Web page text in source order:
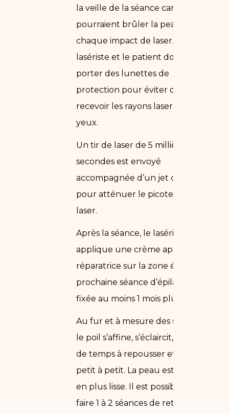
la veille de la séance car ils
pourraient brûler la peau après
chaque impact de laser. Le
lasériste et le patient doivent
porter des lunettes de
protection pour éviter de
recevoir les rayons laser dans les
yeux.
Un tir de laser de 5 millièmes de
secondes est envoyé
accompagnée d’un jet d’air froid
pour atténuer le picotement du
laser.
Après la séance, le lasériste
applique une crème apaisante et
réparatrice sur la zone épilée. La
prochaine séance d’épilation sera
fixée au moins 1 mois plus tard.
Au fur et à mesure des séances,
le poil s’affine, s’éclaircit, met plus
de temps à repousser et disparaît
petit à petit. La peau est de plus
en plus lisse. Il est possible de
faire 1 à 2 séances de retouche